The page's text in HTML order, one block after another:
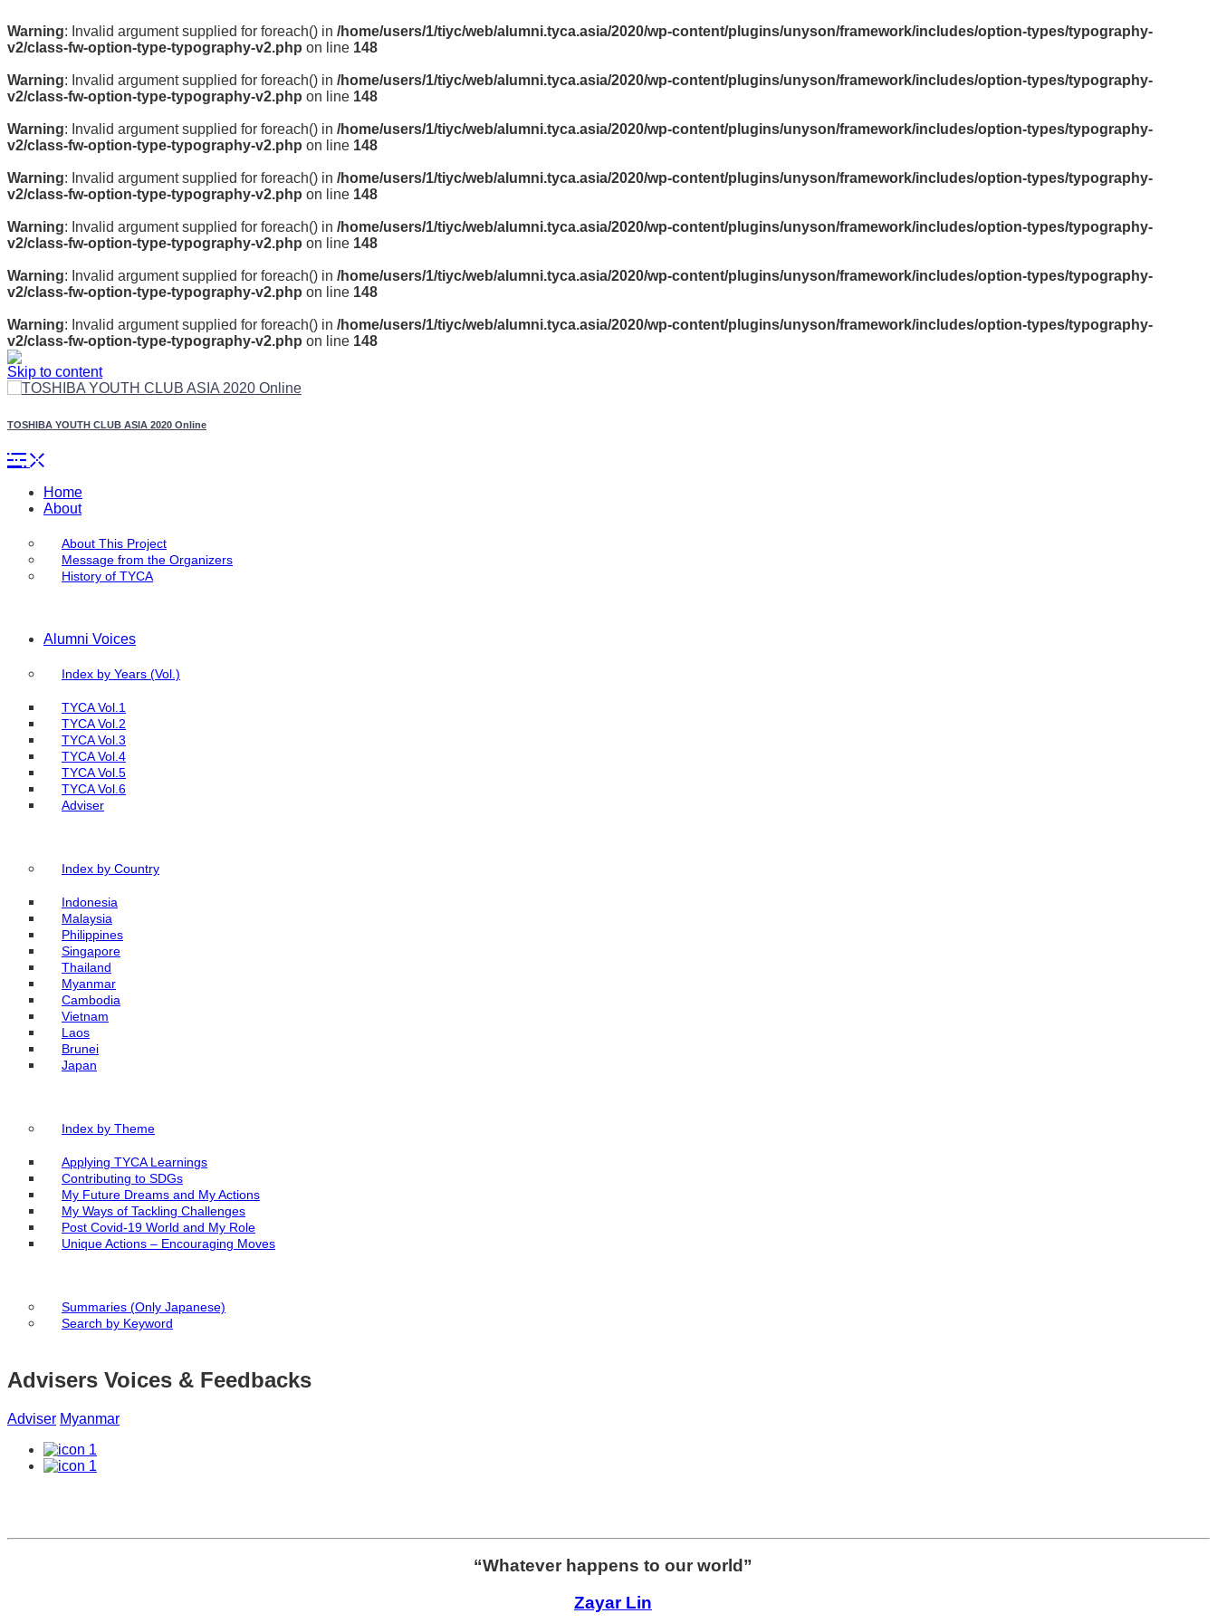
Warning: Invalid argument supplied for foreach() in /home/users/1/tiyc/web/alumni.tyca.asia/2020/wp-content/plugins/unyson/framework/includes/option-types/typography-
v2/class-fw-option-type-typography-v2.php on line 148
Warning: Invalid argument supplied for foreach() in /home/users/1/tiyc/web/alumni.tyca.asia/2020/wp-content/plugins/unyson/framework/includes/option-types/typography-
v2/class-fw-option-type-typography-v2.php on line 148
Warning: Invalid argument supplied for foreach() in /home/users/1/tiyc/web/alumni.tyca.asia/2020/wp-content/plugins/unyson/framework/includes/option-types/typography-
v2/class-fw-option-type-typography-v2.php on line 148
Warning: Invalid argument supplied for foreach() in /home/users/1/tiyc/web/alumni.tyca.asia/2020/wp-content/plugins/unyson/framework/includes/option-types/typography-
v2/class-fw-option-type-typography-v2.php on line 148
Warning: Invalid argument supplied for foreach() in /home/users/1/tiyc/web/alumni.tyca.asia/2020/wp-content/plugins/unyson/framework/includes/option-types/typography-
v2/class-fw-option-type-typography-v2.php on line 148
Warning: Invalid argument supplied for foreach() in /home/users/1/tiyc/web/alumni.tyca.asia/2020/wp-content/plugins/unyson/framework/includes/option-types/typography-
v2/class-fw-option-type-typography-v2.php on line 148
Warning: Invalid argument supplied for foreach() in /home/users/1/tiyc/web/alumni.tyca.asia/2020/wp-content/plugins/unyson/framework/includes/option-types/typography-
v2/class-fw-option-type-typography-v2.php on line 148
Skip to content
TOSHIBA YOUTH CLUB ASIA 2020 Online
Home
About
About This Project
Message from the Organizers
History of TYCA
Alumni Voices
Index by Years (Vol.)
TYCA Vol.1
TYCA Vol.2
TYCA Vol.3
TYCA Vol.4
TYCA Vol.5
TYCA Vol.6
Adviser
Index by Country
Indonesia
Malaysia
Philippines
Singapore
Thailand
Myanmar
Cambodia
Vietnam
Laos
Brunei
Japan
Index by Theme
Applying TYCA Learnings
Contributing to SDGs
My Future Dreams and My Actions
My Ways of Tackling Challenges
Post Covid-19 World and My Role
Unique Actions – Encouraging Moves
Summaries (Only Japanese)
Search by Keyword
Advisers Voices & Feedbacks
Adviser Myanmar
1
1
“Whatever happens to our world”
Zayar Lin